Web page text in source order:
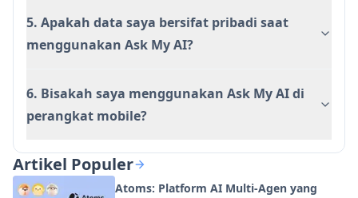
5. Apakah data saya bersifat pribadi saat
menggunakan Ask My AI?
6. Bisakah saya menggunakan Ask My AI di
perangkat mobile?
Artikel Populer
Atoms: Platform AI Multi-Agen yang